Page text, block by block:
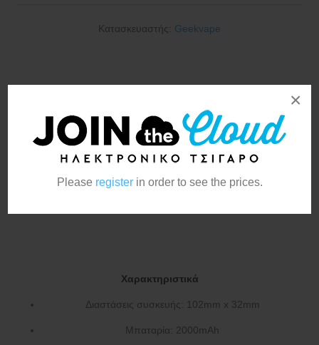
Please registerin order to see the prices.
×
Κατασκευαστής: Geekvape
Το Geekvape Digi Pro είναι ένα συμπαγές pod mod που
διαθέτει μπαταρία 2000mAh με μέγιστη ισχύ 40W,
διαδραστική έγχρωμη οθόνη αφής 0,96 ιντσών και
χωρητικότητα 5 ml pod. Προσφέρει λειτουργίες Smart, Boost και
ECO, κορυφαίο έλεγχο στην ροή του αέρα και συμβατότητα με
τις δεξαμενές Geekvape J και JR, που καλύπτουν απο MTL
Χαρακτηριστικά
Διαστάσεις συσκευής: 102mm x 32mm
Μπαταρία: 2000mAh